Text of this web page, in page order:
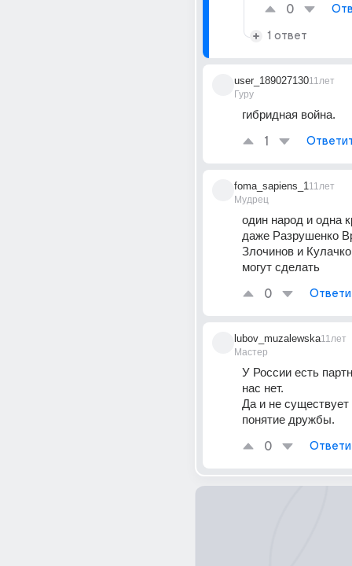
0
1 ответ
user_189027130
Гуру
11лет
гибридная война.
1
foma_sapiens_1
Мудрец
11лет
один народ и одна
даже Разрушенко
Злочинов и
могут сделать
0
lubov_muzalewska
Мастер
11лет
У России есть
нас нет.
Да и не существует
понятие дружбы.
0